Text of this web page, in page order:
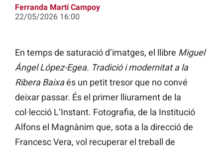
Ferranda Martí Campoy
22/05/2026 16:00
En temps de saturació d’imatges, el llibre Miguel
Ángel López-Egea. Tradició i modernitat a la
Ribera Baixaés un petit tresor que no convé
deixar passar. És el primer lliurament de la
col·lecció L’Instant. Fotografia, de la Institució
Alfons el Magnànim que, sota a la direcció de
Francesc Vera, vol recuperar el treball de